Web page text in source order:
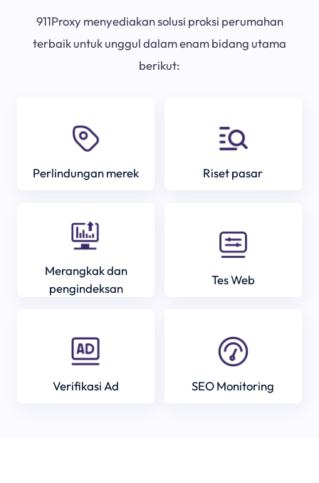
911Proxy menyediakan solusi proksi perumahan
terbaik untuk unggul dalam enam bidang utama
berikut:
Perlindungan merek Riset pasar
Merangkak dan
pengindeksan
Tes Web
Verifikasi Ad SEO Monitoring